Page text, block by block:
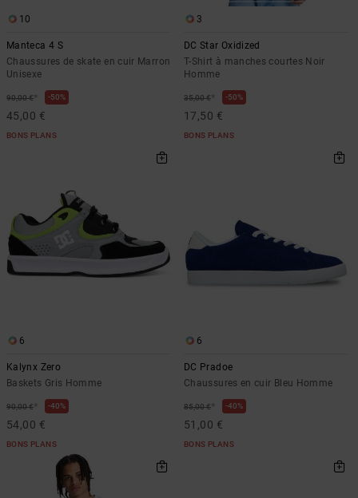
10
Manteca 4 S
Chaussures de skate en cuir Marron
Unisexe
90,00 €* 50%
45,00 €
BONS PLANS
3
DC Star Oxidized
T-Shirt à manches courtes Noir
Homme
35,00 €* 50%
17,50 €
BONS PLANS
6
Kalynx Zero
Baskets Gris Homme
90,00 €* 40%
54,00 €
BONS PLANS
6
DC Pradoe
Chaussures en cuir Bleu Homme
85,00 €* 40%
51,00 €
BONS PLANS